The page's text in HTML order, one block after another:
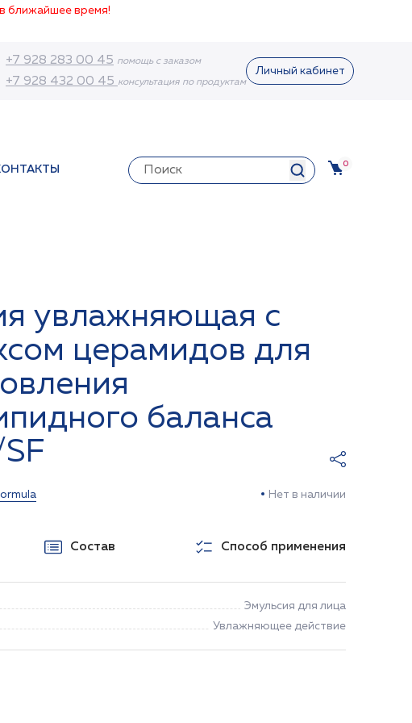
ближайшее время!
+7 928 283 00 45 помощь с заказом
+7 928 432 00 45 консультация по продуктам
Личный кабинет
0
увлажняющая с
церамидов для
баланса
Нет в наличии
Состав Способ применения
Эмульсия для лица
Увлажняющее действие